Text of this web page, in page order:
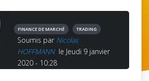
FINANCE DE MARCHÉ TRADING
Soumis par Nicolas
HOFFMANN le Jeudi 9 janvier
2020 - 10:28